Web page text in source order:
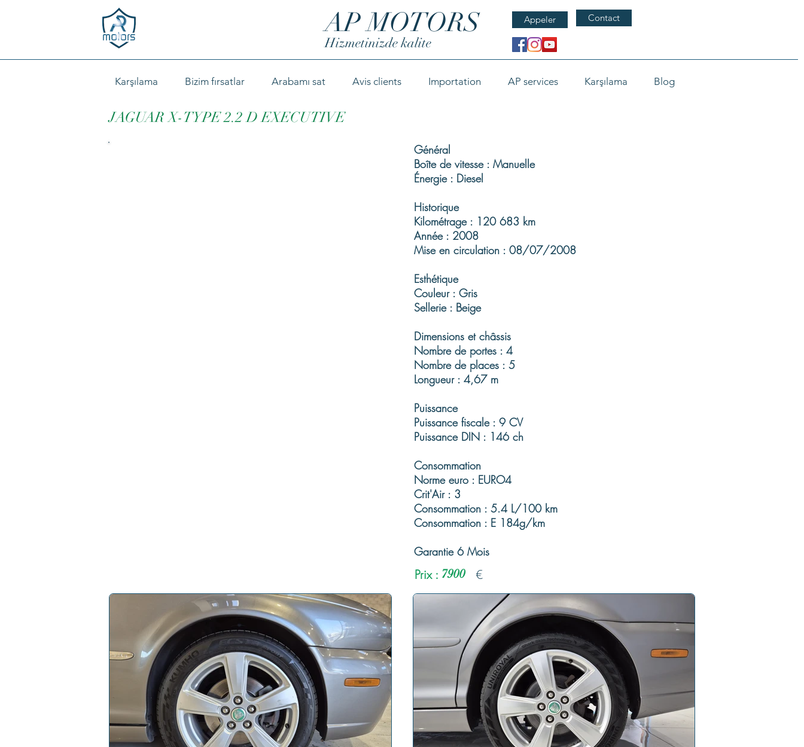
Appeler Contact
AP MOTORS
Hizmetinizde kalite
Karşılama Bizim fırsatlar Arabamı sat Avis clients Importation AP services Karşılama Blog
JAGUAR X-TYPE 2.2 D EXECUTIVE
Général
Boîte de vitesse : Manuelle
Énergie : Diesel
Historique
Kilométrage : 120 683 km
Année : 2008
Mise en circulation : 08/07/2008
Esthétique
Couleur : Gris
Sellerie : Beige
Dimensions et châssis
Nombre de portes : 4
Nombre de places : 5
Longueur : 4,67 m
Puissance
Puissance fiscale : 9 CV
Puissance DIN : 146 ch
Consommation
Norme euro : EURO4
Crit'Air : 3
Consommation : 5.4 L/100 km
Consommation : E 184g/km
Garantie 6 Mois
Prix : 7900 €